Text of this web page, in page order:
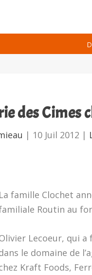
des Cimes
| 10 Juil 2012 |
La famille Clochet
Routin au
Lecoeur, qui a
le domaine de
Kraft Foods,